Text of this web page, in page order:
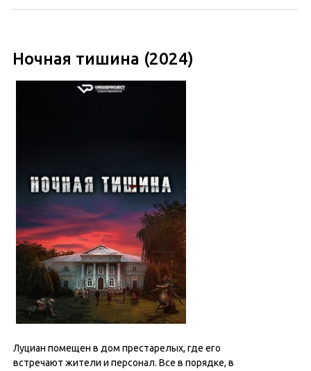
Ночная тишина (2024)
Луциан помещен в дом престарелых, где его
встречают жители и персонал. Все в порядке, в